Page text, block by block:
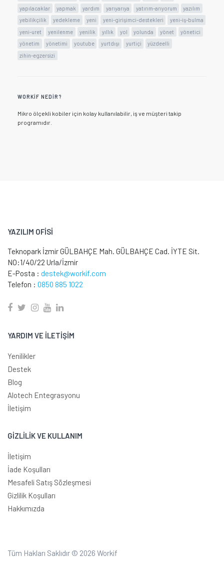
yapılacaklar
yapmak yardım yarıyarıya yatırım-arıyorum
yazılım
yebilikçilik
yedekleme yeni yeni-girişimci-destekleri
yeni-iş-bulma
yeni-uret
yenilenme yenilik yıllık yol yolunda yönet
yönetici
yönetim
yönetimi youtube yurtdışı yurtiçi
yüzdeelli
zihin-egzersizi
WORKIF NEDIR?
Mikro ölçekli kobiler için kolay kullanılabilir, iş ve müşteri takip
programıdır.
YAZILIM OFİSİ
Teknopark İzmir GÜLBAHÇE Mah. GÜLBAHÇE Cad. İYTE Sit.
NO:1/40/22 Urla/İzmir
E-Posta : destek@workif.com
Telefon : 0850 885 1022
YARDIM VE İLETİŞİM
Yenilikler
Destek
Blog
Alotech Entegrasyonu
İletişim
GİZLİLİK VE KULLANIM
İletişim
İade Koşulları
Mesafeli Satış Sözleşmesi
Gizlilik Koşulları
Hakkımızda
Tüm Hakları Saklıdır © 2026 Workif